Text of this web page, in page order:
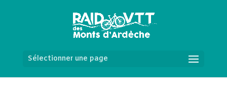
Sélectionner une page